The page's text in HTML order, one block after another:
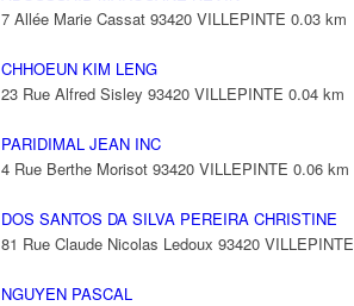
7 Allée Marie Cassat 93420 VILLEPINTE 0.03 km
CHHOEUN KIM LENG
23 Rue Alfred Sisley 93420 VILLEPINTE 0.04 km
PARIDIMAL JEAN INC
4 Rue Berthe Morisot 93420 VILLEPINTE 0.06 km
DOS SANTOS DA SILVA PEREIRA CHRISTINE
81 Rue Claude Nicolas Ledoux 93420 VILLEPINTE
NGUYEN PASCAL